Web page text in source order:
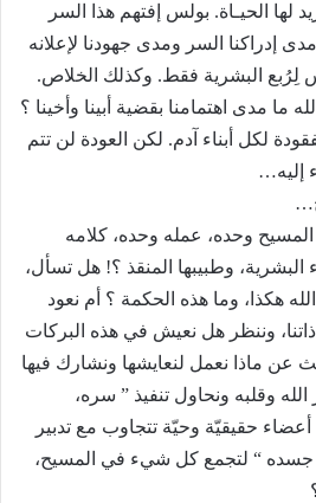
لها الحيـاة. بولس إفتهم هذا السر
إدراكنا السر ومدى جهودنا لإعلانه
لِرُبع البشرية فقط. وكذلك الخلاص.
ما مدى اهتمامنا بقضية أبينا وأخينا ؟
لكل أبناء آدم. لكن العودة لن تتم
إليه…
وحده، عمله وحده، كلامه
وطبيبها المنقذ ؟! هل تسأل،
هكذا، وما هذه الحكمة ؟ أم نعود
وننظر هل نعيش في هذه البركات
عن ماذا نعمل لنعايشها ونشارك فيها
وقلبه ونحاول تنفيذ ” سره،
حقيقيّة وحيّة تتجاوب مع تدبير
جسده “ لتجمع كل شيء في المسيح،